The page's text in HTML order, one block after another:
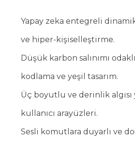
Yapay zeka entegreli
ve hiper-kişiselleştirme.
Düşük karbon salınımı
kodlama ve yeşil tasarım.
Üç boyutlu ve derinlik algısı
kullanıcı arayüzleri.
Sesli komutlara duyarlı ve